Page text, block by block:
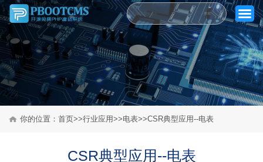
首页
搜索
你的位置： 首页>>行业应用>>电表>>CSR典型应用--电表
CSR典型应用--电表